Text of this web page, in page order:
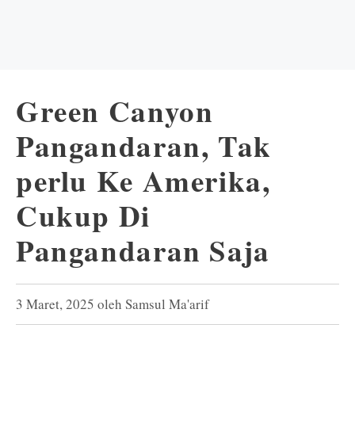
Green Canyon
Pangandaran, Tak
perlu Ke Amerika,
Cukup Di
Pangandaran Saja
3 Maret, 2025 oleh Samsul Ma'arif